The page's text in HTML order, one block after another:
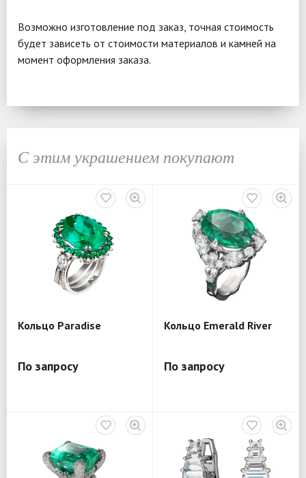
Возможно изготовление под заказ, точная стоимость
будет зависеть от стоимости материалов и камней на
момент оформления заказа.
С этим украшением покупают
Кольцо Paradise
По запросу
Кольцо Emerald River
По запросу